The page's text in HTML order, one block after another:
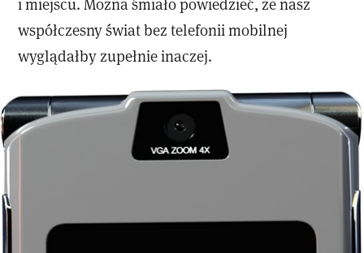
współczesny świat bez telefonii mobilnej
wyglądałby zupełnie inaczej.